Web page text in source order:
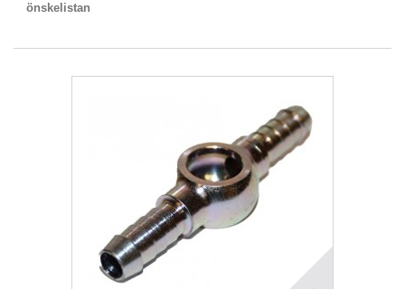
önskelistan